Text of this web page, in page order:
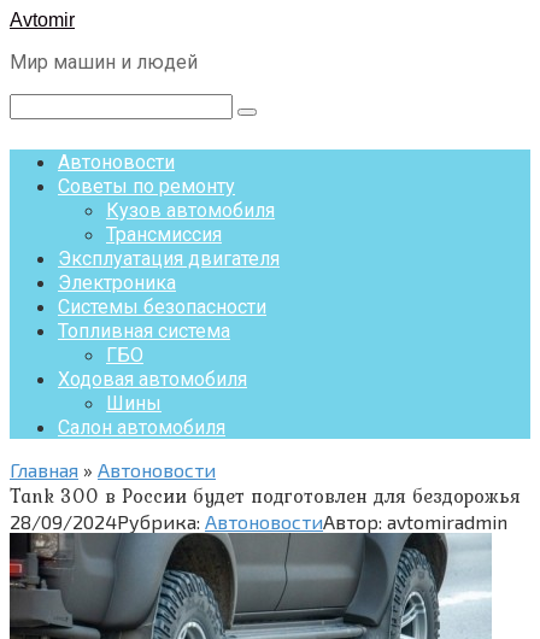
Перейти
контенту
Avtomir
Мир машин и людей
Поиск:
Автоновости
Советы по ремонту
Кузов автомобиля
Трансмиссия
Эксплуатация двигателя
Электроника
Системы безопасности
Топливная система
ГБО
Ходовая автомобиля
Шины
Салон автомобиля
Главная » Автоновости
Tank 300 в России будет подготовлен для бездорожья
28/09/2024Рубрика: АвтоновостиАвтор: avtomiradmin